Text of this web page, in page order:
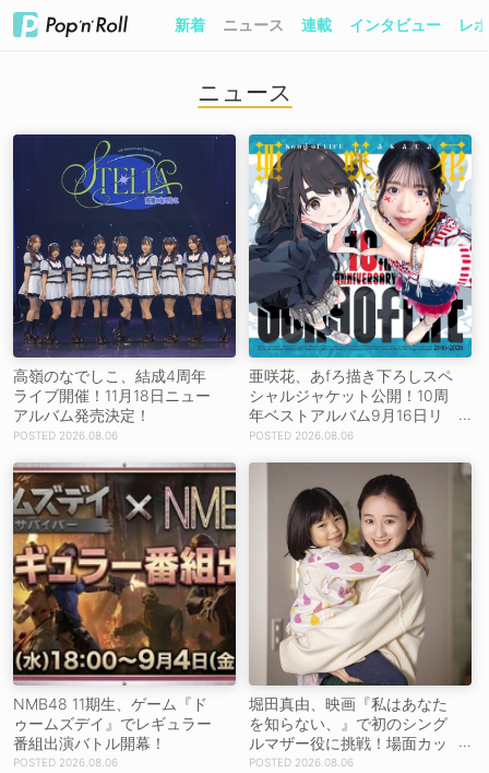
新着 ニュース 連載 インタビュー レ
ニュース
高嶺のなでしこ、結成4周年
ライブ開催！11月18日ニュー
アルバム発売決定！
2026.08.06
亜咲花、あfろ描き下ろしスペ
シャルジャケット公開！10周
年ベストアルバム9月16日リ
リース！2026.08.06
NMB48 11期生、ゲーム『ド
ゥームズデイ』でレギュラー
番組出演バトル開幕！
2026.08.06
堀田真由、映画『私はあなた
を知らない、』で初のシング
ルマザー役に挑戦！場面カッ
トを解禁！【コメントあり】
2026.08.06